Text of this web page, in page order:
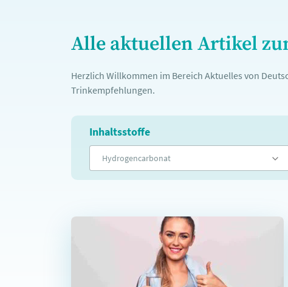
Alle aktuellen Artikel
Herzlich Willkommen im Bereich Aktuelles von
Trinkempfehlungen.
Inhaltsstoffe
Hydrogencarbonat